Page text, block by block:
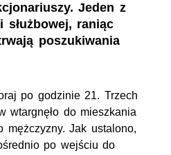
Jeden z
służbowej, raniąc
poszukiwania
po godzinie 21. Trzech
wtargnęło do mieszkania
mężczyzny. Jak ustalono,
po wejściu do